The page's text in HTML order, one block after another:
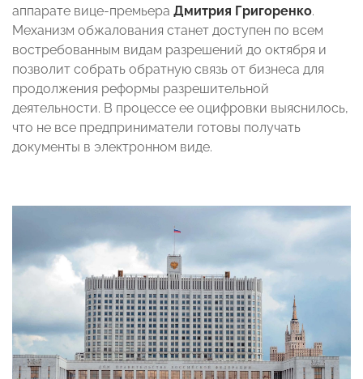
аппарате вице-премьера Дмитрия Григоренко.
Механизм обжалования станет доступен по всем
востребованным видам разрешений до октября и
позволит собрать обратную связь от бизнеса для
продолжения реформы разрешительной
деятельности. В процессе ее оцифровки выяснилось,
что не все предприниматели готовы получать
документы в электронном виде.